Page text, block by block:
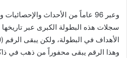
وعبر 96 عاماً من الأحداث
سجلات هذه البطولة الكبرى عبر
وهذا الرقم يبقى محفوراً من ذهب في